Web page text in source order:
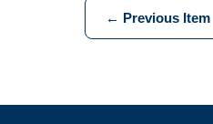
← Previous Item